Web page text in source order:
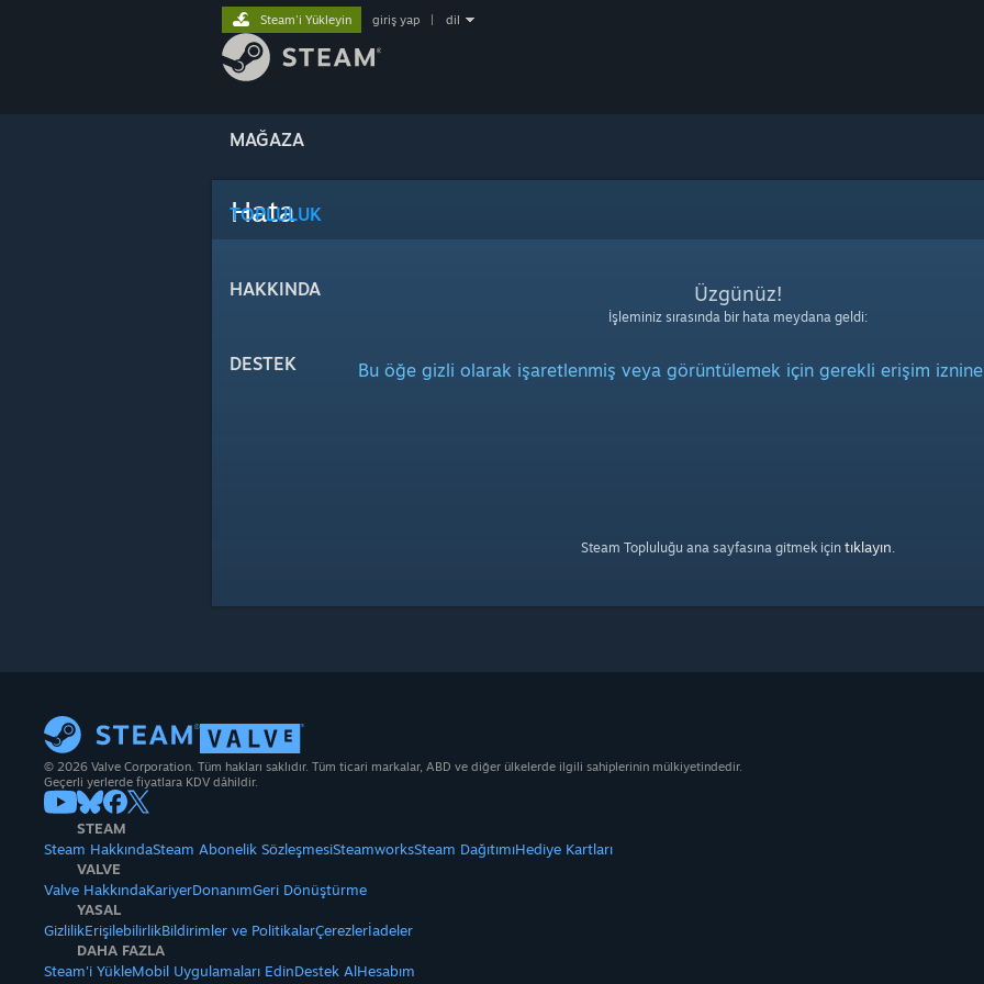
MAĞAZA
TOPLULUK
HAKKINDA
DESTEK
Steam'i Yükleyin giriş yap dil
Hata
Üzgünüz!
İşleminiz sırasında bir hata meydana geldi:
Bu öğe gizli olarak işaretlenmiş veya görüntülemek için gerekli erişim
Steam Topluluğu ana sayfasına gitmek için tıklayın.
© 2026 Valve Corporation. Tüm hakları saklıdır. Tüm ticari markalar, ABD ve diğer ülkelerde ilgili sahiplerinin mülkiyetindedir.
Geçerli yerlerde fiyatlara KDV dâhildir.
STEAM
Steam HakkındaSteam Abonelik SözleşmesiSteamworksSteam DağıtımıHediye Kartları
VALVE
Valve HakkındaKariyerDonanımGeri Dönüştürme
YASAL
GizlilikErişilebilirlikBildirimler ve PolitikalarÇerezlerİadeler
DAHA FAZLA
Steam'i YükleMobil Uygulamaları EdinDestek AlHesabım